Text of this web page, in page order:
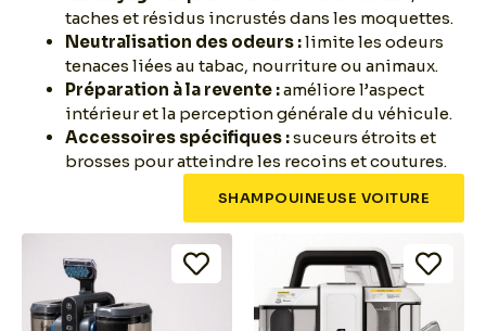
taches et résidus incrustés dans les moquettes.
Neutralisation des odeurs :limite les odeurs
tenaces liées au tabac, nourriture ou animaux.
Préparation à la revente :améliore l’aspect
intérieur et la perception générale du véhicule.
Accessoires spécifiques :suceurs étroits et
brosses pour atteindre les recoins et coutures.
SHAMPOUINEUSE VOITURE